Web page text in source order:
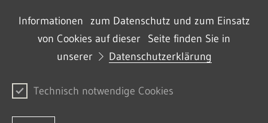
Informationen zum Datenschutz und zum Einsatz
von Cookies auf dieser Seite finden Sie in
unserer
Datenschutzerklärung
Technisch notwendige Cookies